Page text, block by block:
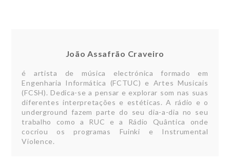
João Assafrão Craveiro
é artista de música electrónica formado em
Engenharia Informática (FCTUC) e Artes Musicais
(FCSH). Dedica-se a pensar e explorar som nas suas
diferentes interpretações e estéticas. A rádio e o
underground fazem parte do seu dia-a-dia no seu
trabalho como a RUC e a Rádio Quântica onde
cocriou os programas Fuinki e Instrumental
Violence.